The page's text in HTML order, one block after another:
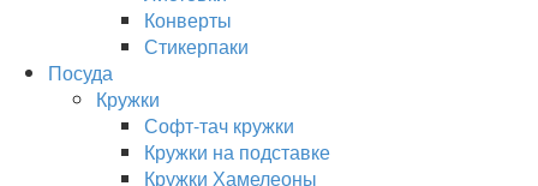
Конверты
Стикерпаки
Посуда
Кружки
Софт-тач кружки
Кружки на подставке
Кружки Хамелеоны